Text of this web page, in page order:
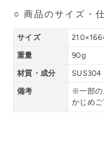
○ 商品のサイズ・
サイズ
重量
90g
材質・成分
SUS304
備考
※一部の
かじめご